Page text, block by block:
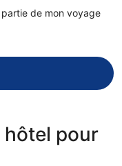
de mon voyage
hôtel pour